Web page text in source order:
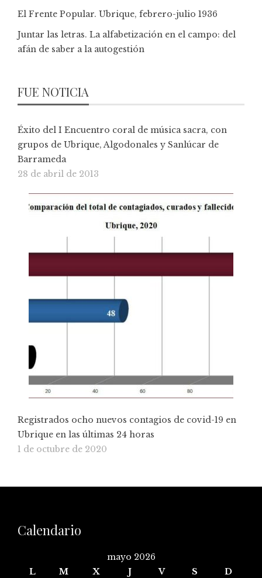
El Frente Popular. Ubrique, febrero-julio 1936
Juntar las letras. La alfabetización en el campo: del
afán de saber a la autogestión
FUE NOTICIA
Éxito del I Encuentro coral de música sacra, con
grupos de Ubrique, Algodonales y Sanlúcar de
Barrameda
28 de abril de 2013
Registrados ocho nuevos contagios de covid-19 en
Ubrique en las últimas 24 horas
1 de octubre de 2020
Calendario
mayo 2026
L
M X J V S
D